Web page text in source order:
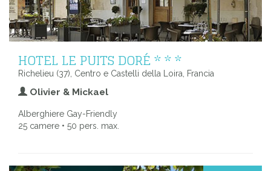
HOTEL LE PUITS DORÉ * * *
Richelieu (37), Centro e Castelli della Loira, Francia
Olivier & Mickael
Alberghiere Gay-Friendly
25 camere • 50 pers. max.